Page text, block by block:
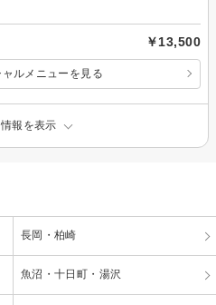
￥13,500
ルメニューを見る
報を表示
長岡・柏崎
魚沼・十日町・湯沢